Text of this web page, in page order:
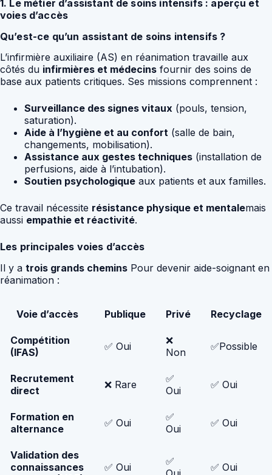
1. Le métier d’assistant de soins intensifs : aperçu et
voies d’accès
Qu’est-ce qu’un assistant de soins intensifs ?
L’infirmière auxiliaire (AS) en réanimation travaille aux
côtés du infirmières et médecins fournir des soins de
base aux patients critiques. Ses missions comprennent :
Surveillance des signes vitaux (pouls, tension,
saturation).
Aide à l’hygiène et au confort (salle de bain,
changements, mobilisation).
Assistance aux gestes techniques (installation de
perfusions, aide à l’intubation).
Soutien psychologique aux patients et aux familles.
Ce travail nécessite résistance physique et mentalemais
aussi empathie et réactivité.
Les principales voies d’accès
Il y a trois grands chemins Pour devenir aide-soignant en
réanimation :
Voie d’accès Publique Privé Recyclage
Compétition
(IFAS)
✅ Oui
❌
Non
✅Possible
Recrutement
direct
❌ Rare
✅
Oui
✅ Oui
Formation en
alternance
✅ Oui
✅
Oui
✅ Oui
Validation des
connaissances
✅ Oui
✅
✅ Oui